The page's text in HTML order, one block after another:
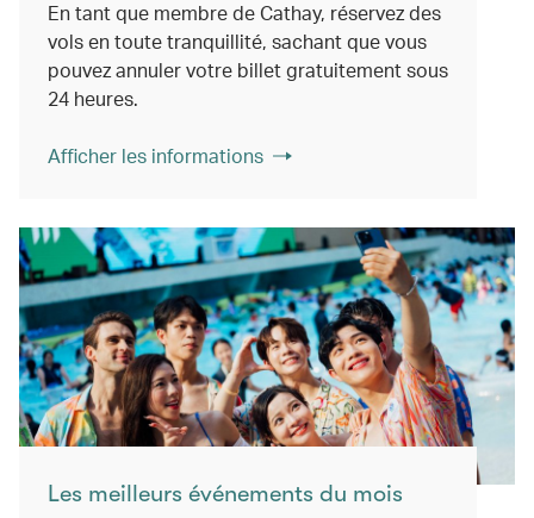
En tant que membre de Cathay, réservez des
vols en toute tranquillité, sachant que vous
pouvez annuler votre billet gratuitement sous
24 heures.
Afficher les informations
Les meilleurs événements du mois